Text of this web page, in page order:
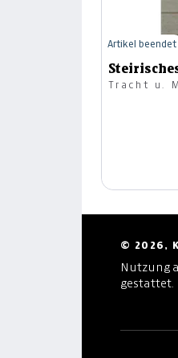
Tracht u.
Artikel beendet
© 2026,
Nutzung
gestattet.